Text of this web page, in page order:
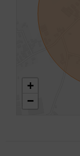
+
−